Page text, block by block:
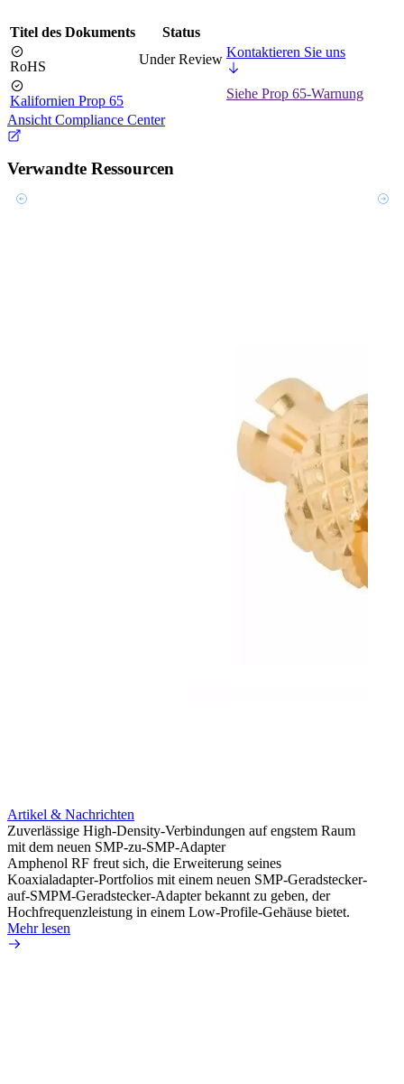
Titel des Dokuments Status
RoHS Under Review Kontaktieren Sie uns
Kalifornien Prop 65
Siehe Prop 65-Warnung
Ansicht Compliance Center
Verwandte Ressourcen
Artikel & Nachrichten
Zuverlässige High-Density-Verbindungen auf engstem Raum
mit dem neuen SMP-zu-SMP-Adapter
Amphenol RF freut sich, die Erweiterung seines
Koaxialadapter-Portfolios mit einem neuen SMP-Geradstecker-
auf-SMPM-Geradstecker-Adapter bekannt zu geben, der
Hochfrequenzleistung in einem Low-Profile-Gehäuse bietet.
Mehr lesen